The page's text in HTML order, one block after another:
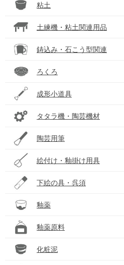
粘土
土練機・粘土関連用品
鋳込み・石こう型関連
ろくろ
成形小道具
タタラ機・陶芸機材
陶芸用筆
絵付け・釉掛け用具
下絵の具・呉須
釉薬
釉薬原料
化粧泥